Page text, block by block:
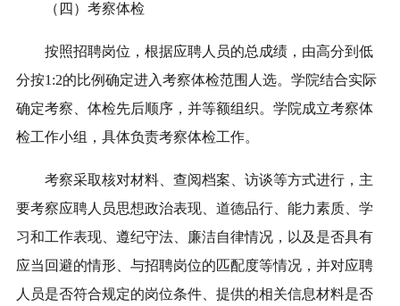
（四）考察体检
按照招聘岗位，根据应聘人员的总成绩，由高分到低
分按1:2的比例确定进入考察体检范围人选。学院结合实际
确定考察、体检先后顺序，并等额组织。学院成立考察体
检工作小组，具体负责考察体检工作。
考察采取核对材料、查阅档案、访谈等方式进行，主
要考察应聘人员思想政治表现、道德品行、能力素质、学
习和工作表现、遵纪守法、廉洁自律情况，以及是否具有
应当回避的情形、与招聘岗位的匹配度等情况，并对应聘
人员是否符合规定的岗位条件、提供的相关信息材料是否